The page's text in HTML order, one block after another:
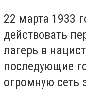
22 марта 1933
действовать
лагерь в
последующие
огромную сеть